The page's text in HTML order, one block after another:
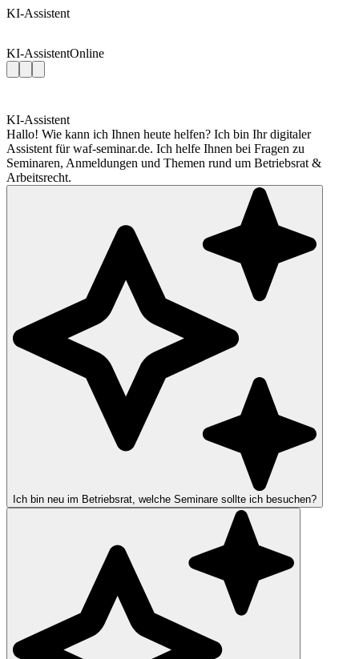
KI-Assistent
KI-AssistentOnline
KI-Assistent
Hallo! Wie kann ich Ihnen heute helfen? Ich bin Ihr digitaler
Assistent für waf-seminar.de. Ich helfe Ihnen bei Fragen zu
Seminaren, Anmeldungen und Themen rund um Betriebsrat &
Arbeitsrecht.
Ich bin neu im Betriebsrat, welche Seminare sollte ich besuchen?